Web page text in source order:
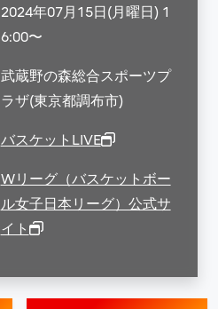
2024年07月15日(月曜日) 1
6:00〜
武蔵野の森総合スポーツプ
ラザ(東京都調布市)
バスケットLIVE
Wリーグ（バスケットボー
ル女子日本リーグ）公式サ
イト